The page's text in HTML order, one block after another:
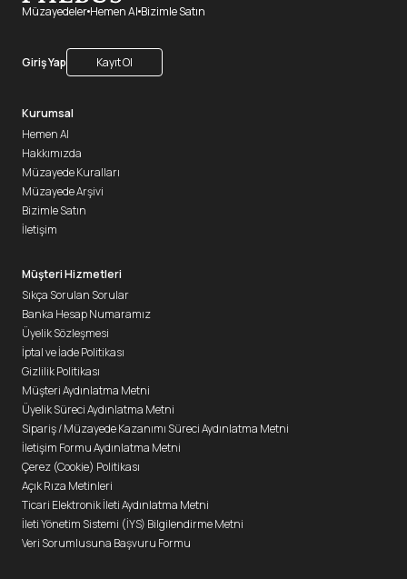
Müzayedeler Hemen Al Bizimle Satın
Giriş Yap Kayıt Ol
Kurumsal
Hemen Al
Hakkımızda
Müzayede Kuralları
Müzayede Arşivi
Bizimle Satın
İletişim
Müşteri Hizmetleri
Sıkça Sorulan Sorular
Banka Hesap Numaramız
Üyelik Sözleşmesi
İptal ve İade Politikası
Gizlilik Politikası
Müşteri Aydınlatma Metni
Üyelik Süreci Aydınlatma Metni
Sipariş / Müzayede Kazanımı Süreci Aydınlatma Metni
İletişim Formu Aydınlatma Metni
Çerez (Cookie) Politikası
Açık Rıza Metinleri
Ticari Elektronik İleti Aydınlatma Metni
İleti Yönetim Sistemi (İYS) Bilgilendirme Metni
Veri Sorumlusuna Başvuru Formu